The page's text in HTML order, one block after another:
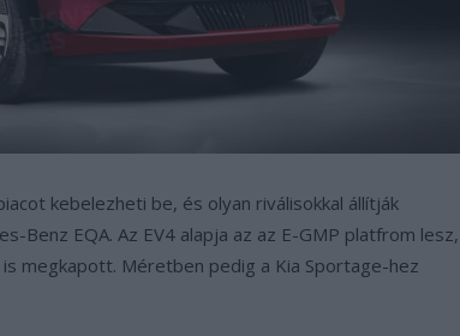
kebelezheti be, és olyan riválisokkal állítják
Benz EQA. Az EV4 alapja az az E-GMP platfrom lesz,
megkapott. Méretben pedig a Kia Sportage-hez